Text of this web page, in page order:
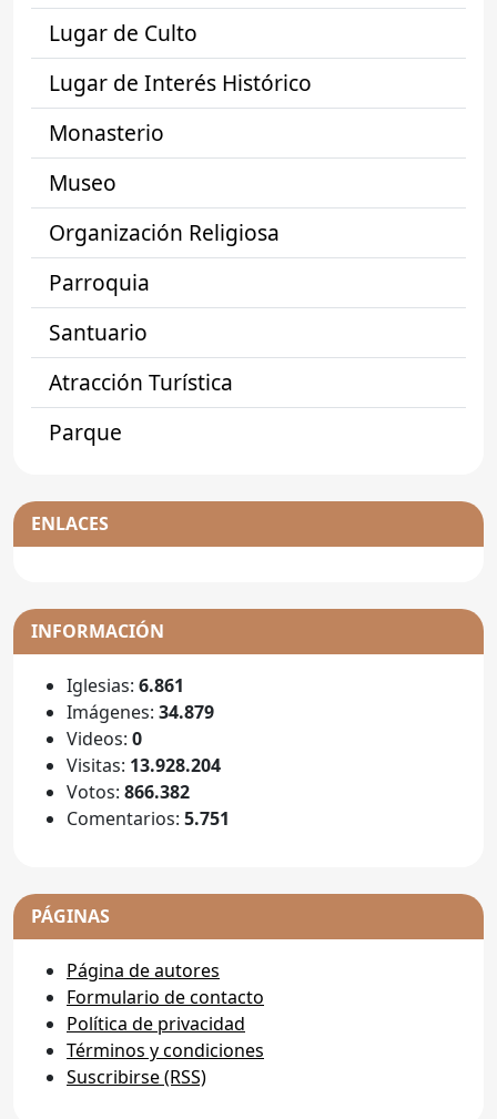
Lugar de Culto
Lugar de Interés Histórico
Monasterio
Museo
Organización Religiosa
Parroquia
Santuario
Atracción Turística
Parque
ENLACES
INFORMACIÓN
Iglesias: 6.861
Imágenes: 34.879
Videos: 0
Visitas: 13.928.204
Votos: 866.382
Comentarios: 5.751
PÁGINAS
Página de autores
Formulario de contacto
Política de privacidad
Términos y condiciones
Suscribirse (RSS)